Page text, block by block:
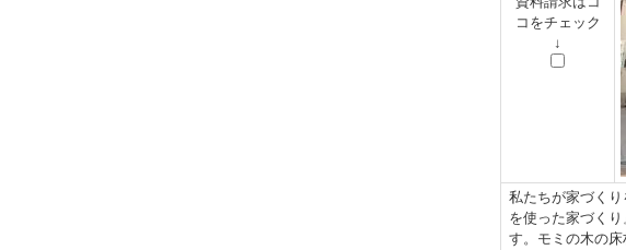
コをチェック
↓
私たちが家づく
を使った家づく
す。モミの木の